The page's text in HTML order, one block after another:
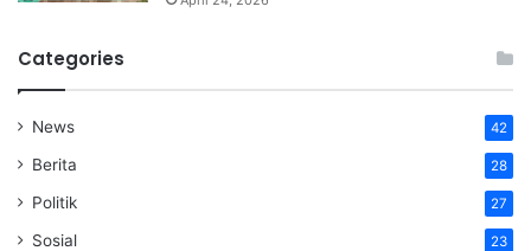
Categories
News 42
Berita 28
Politik 27
Sosial 23